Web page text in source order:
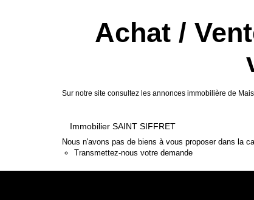
Achat /
Sur notre site consultez les annonces immobilière de
Immobilier SAINT SIFFRET
Nous n'avons pas de biens à vous proposer dans la
Transmettez-nous votre demande